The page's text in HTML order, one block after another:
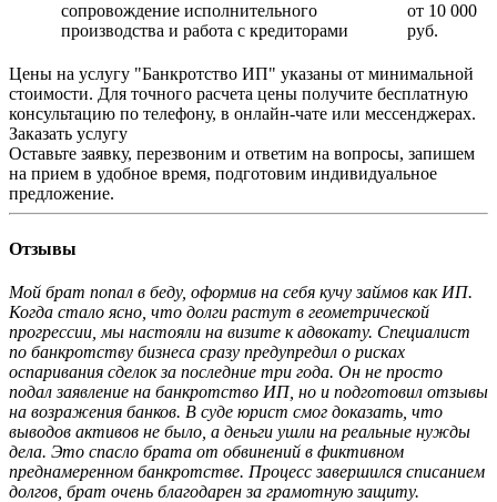
сопровождение исполнительного
производства и работа с кредиторами
от 10 000
руб.
Цены на услугу "Банкротство ИП" указаны от минимальной
стоимости. Для точного расчета цены получите бесплатную
консультацию по телефону, в онлайн-чате или мессенджерах.
Заказать услугу
Оставьте заявку, перезвоним и ответим на вопросы, запишем
на прием в удобное время, подготовим индивидуальное
предложение.
Отзывы
Мой брат попал в беду, оформив на себя кучу займов как ИП.
Когда стало ясно, что долги растут в геометрической
прогрессии, мы настояли на визите к адвокату. Специалист
по банкротству бизнеса сразу предупредил о рисках
оспаривания сделок за последние три года. Он не просто
подал заявление на банкротство ИП, но и подготовил отзывы
на возражения банков. В суде юрист смог доказать, что
выводов активов не было, а деньги ушли на реальные нужды
дела. Это спасло брата от обвинений в фиктивном
преднамеренном банкротстве. Процесс завершился списанием
долгов, брат очень благодарен за грамотную защиту.